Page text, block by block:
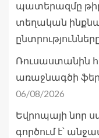
պատերազմը
տեղական
Ռուսաստանին
առաջնագծի
06/08/2026
Եվրոպայի նոր
գործում է՝